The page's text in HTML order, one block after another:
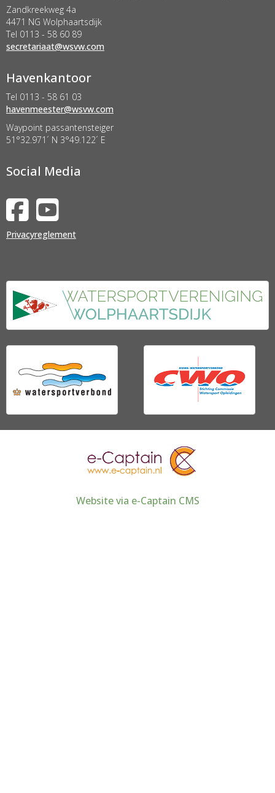
Zandkreekweg 4a
4471 NG Wolphaartsdijk
Tel 0113 - 58 60 89
taairaterces@wsvw.com
Havenkantoor
Tel 0113 - 58 61 03
retseemnevah@wsvw.com
Waypoint passantensteiger
51°32.971´ N 3°49.122´ E
Social Media
Privacyreglement
Website via e-Captain CMS